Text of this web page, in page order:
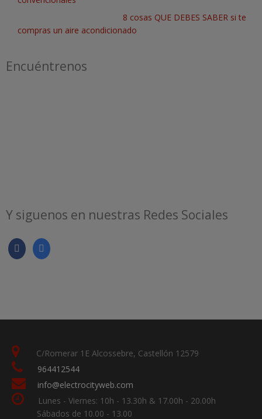
8 cosas QUE DEBES SABER si te
compras un aire acondicionado
Encuéntrenos
Y siguenos en nuestras Redes Sociales
C/Romerar 1E Alcossebre, Castellón 12579
964412544
info@electrocityweb.com
Lunes - Viernes: 10h - 13.30h & 17.00h - 20.00h
Sábados de 10.00 - 13.00